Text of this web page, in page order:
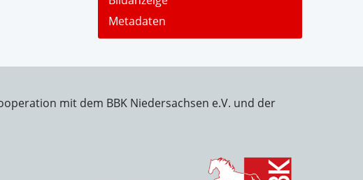
Metadaten
mit dem BBK Niedersachsen e.V. und der